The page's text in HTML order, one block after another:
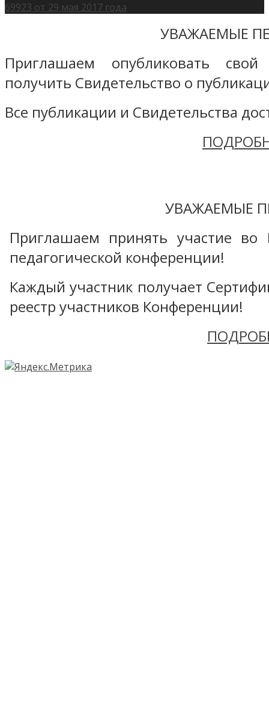
69923 от 29 мая 2017 года
УВАЖАЕМЫЕ
Приглашаем опубликовать
получить Свидетельство о
Все публикации и Свидетельства
УВАЖАЕМЫЕ
Приглашаем принять участие во
педагогической конференции!
Каждый участник получает
реестр участников Конференции!